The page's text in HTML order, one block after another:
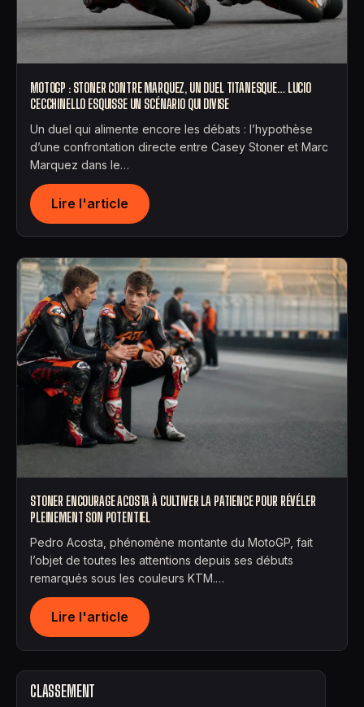
MOTOGP : STONER CONTRE MARQUEZ, UN DUEL TITANESQUE… LUCIO
CECCHINELLO ESQUISSE UN SCÉNARIO QUI DIVISE
Un duel qui alimente encore les débats : l’hypothèse
d’une confrontation directe entre Casey Stoner et Marc
Marquez dans le…
Lire l'article
STONER ENCOURAGE ACOSTA À CULTIVER LA PATIENCE POUR RÉVÉLER
PLEINEMENT SON POTENTIEL
Pedro Acosta, phénomène montante du MotoGP, fait
l’objet de toutes les attentions depuis ses débuts
remarqués sous les couleurs KTM.…
Lire l'article
CLASSEMENT